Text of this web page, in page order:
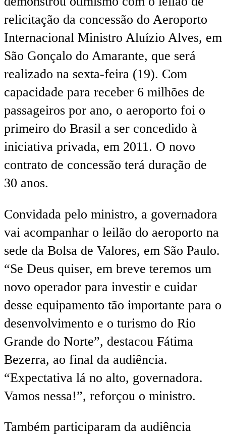
relicitação da concessão do Aeroporto
Internacional Ministro Aluízio Alves, em
São Gonçalo do Amarante, que será
realizado na sexta-feira (19). Com
capacidade para receber 6 milhões de
passageiros por ano, o aeroporto foi o
primeiro do Brasil a ser concedido à
iniciativa privada, em 2011. O novo
contrato de concessão terá duração de
30 anos.
Convidada pelo ministro, a governadora
vai acompanhar o leilão do aeroporto na
sede da Bolsa de Valores, em São Paulo.
“Se Deus quiser, em breve teremos um
novo operador para investir e cuidar
desse equipamento tão importante para o
desenvolvimento e o turismo do Rio
Grande do Norte”, destacou Fátima
Bezerra, ao final da audiência.
“Expectativa lá no alto, governadora.
Vamos nessa!”, reforçou o ministro.
Também participaram da audiência